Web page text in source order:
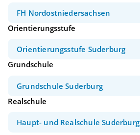
FH Nordostniedersachsen
Orientierungsstufe
Orientierungsstufe Suderburg
Grundschule
Grundschule Suderburg
Realschule
Haupt- und Realschule Suderburg